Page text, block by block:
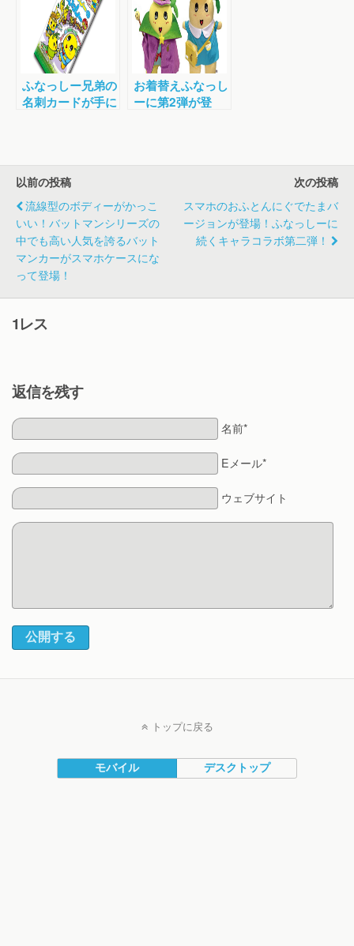
とふなっしー」が
発売中！
ふなっしー兄弟の
名刺カードが手に
お着替えふなっし
ーに第2弾が登
以前の投稿
流線型のボディーがかっこ
いい！バットマンシリーズの
中でも高い人気を誇るバット
マンカーがスマホケースにな
って登場！
次の投稿
スマホのおふとんにぐでたまバ
ージョンが登場！ふなっしーに
続くキャラコラボ第二弾！
1レス
返信を残す
名前*
Eメール*
ウェブサイト
公開する
トップに戻る
モバイル デスクトップ